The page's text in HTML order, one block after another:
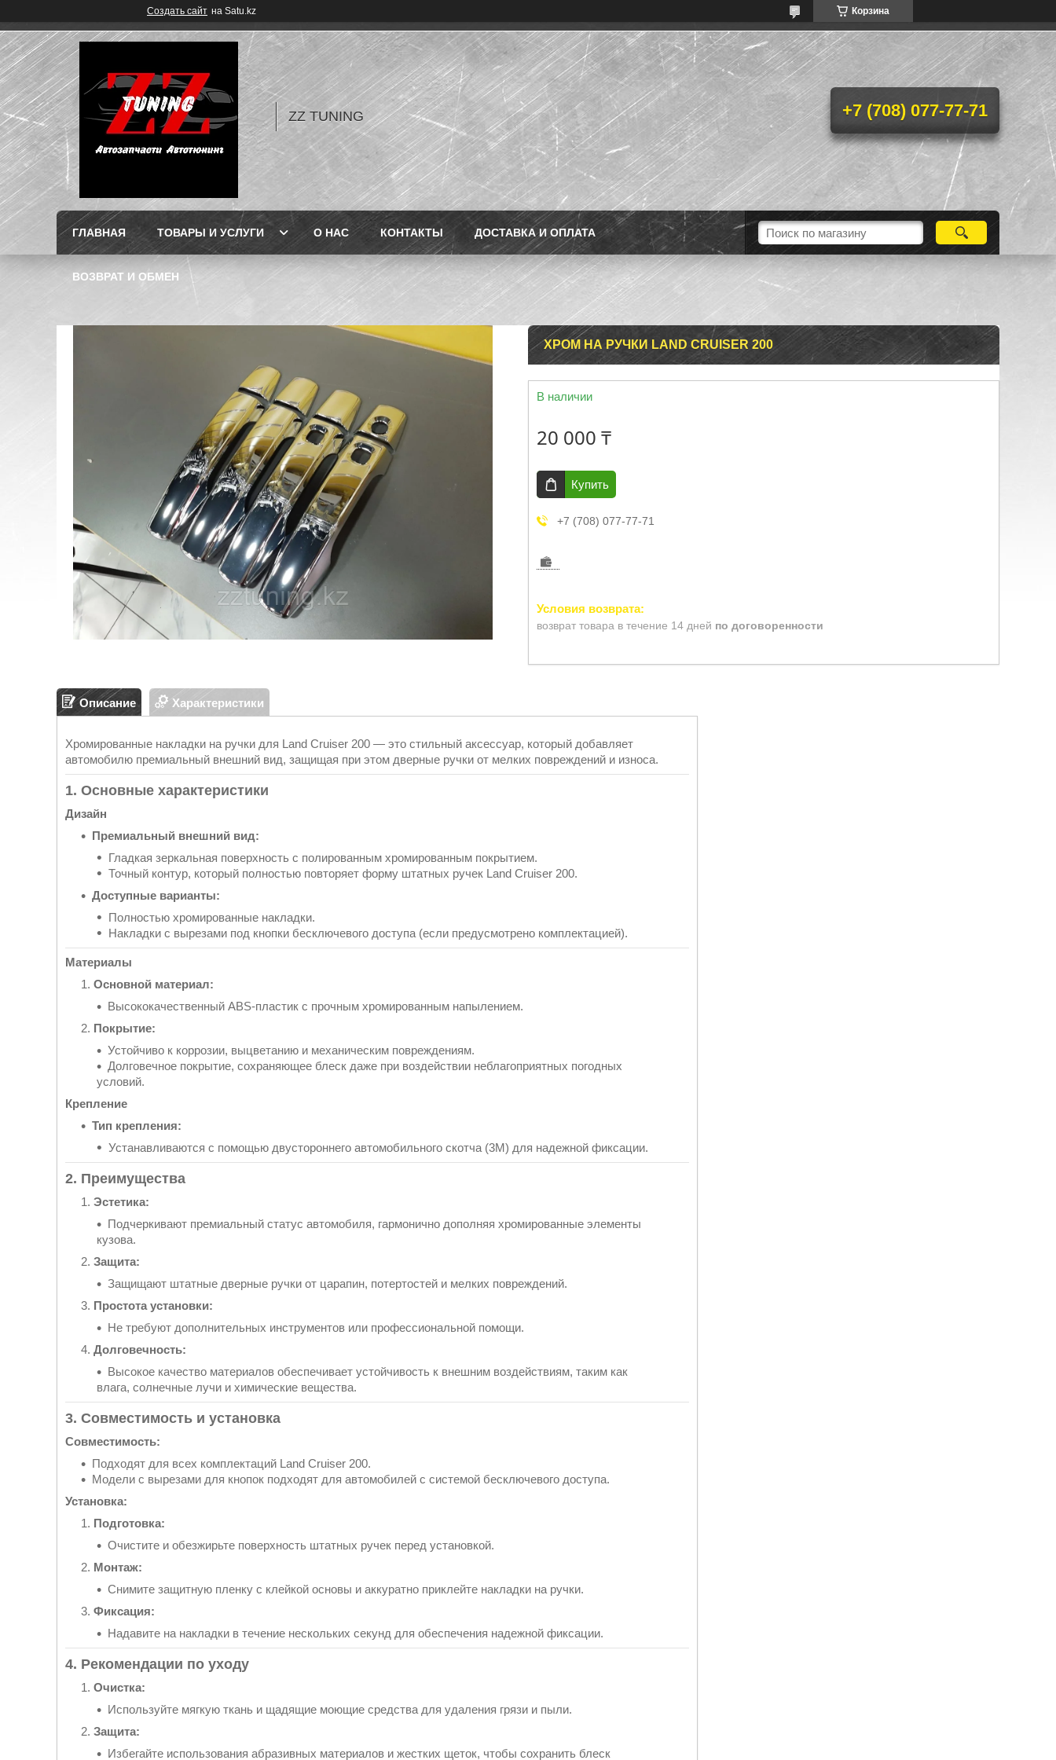
Создать сайт на Satu.kz Корзина
ZZ TUNING +7 (708) 077-77-71
ГЛАВНАЯ ТОВАРЫ И УСЛУГИ О НАС КОНТАКТЫ ДОСТАВКА И ОПЛАТА
ВОЗВРАТ И ОБМЕН
ХРОМ НА РУЧКИ LAND CRUISER 200
В наличии
20 000 ₸
Купить
+7 (708) 077-77-71
возврат товара в течение 14 дней по договоренности
Описание Характеристики
Хромированные накладки на ручки для Land Cruiser 200 — это стильный аксессуар, который добавляет
автомобилю премиальный внешний вид, защищая при этом дверные ручки от мелких повреждений и износа.
1. Основные характеристики
Дизайн
Премиальный внешний вид:
Гладкая зеркальная поверхность с полированным хромированным покрытием.
Точный контур, который полностью повторяет форму штатных ручек Land Cruiser 200.
Доступные варианты:
Полностью хромированные накладки.
Накладки с вырезами под кнопки бесключевого доступа (если предусмотрено комплектацией).
Материалы
Основной материал:
Высококачественный ABS-пластик с прочным хромированным напылением.
Покрытие:
Устойчиво к коррозии, выцветанию и механическим повреждениям.
Долговечное покрытие, сохраняющее блеск даже при воздействии неблагоприятных погодных
условий.
Крепление
Тип крепления:
Устанавливаются с помощью двустороннего автомобильного скотча (3M) для надежной фиксации.
2. Преимущества
Эстетика:
Подчеркивают премиальный статус автомобиля, гармонично дополняя хромированные элементы
кузова.
Защита:
Защищают штатные дверные ручки от царапин, потертостей и мелких повреждений.
Простота установки:
Не требуют дополнительных инструментов или профессиональной помощи.
Долговечность:
Высокое качество материалов обеспечивает устойчивость к внешним воздействиям, таким как
влага, солнечные лучи и химические вещества.
3. Совместимость и установка
Совместимость:
Подходят для всех комплектаций Land Cruiser 200.
Модели с вырезами для кнопок подходят для автомобилей с системой бесключевого доступа.
Установка:
Подготовка:
Очистите и обезжирьте поверхность штатных ручек перед установкой.
Монтаж:
Снимите защитную пленку с клейкой основы и аккуратно приклейте накладки на ручки.
Фиксация:
Надавите на накладки в течение нескольких секунд для обеспечения надежной фиксации.
4. Рекомендации по уходу
Очистка:
Используйте мягкую ткань и щадящие моющие средства для удаления грязи и пыли.
Защита:
Избегайте использования абразивных материалов и жестких щеток, чтобы сохранить блеск